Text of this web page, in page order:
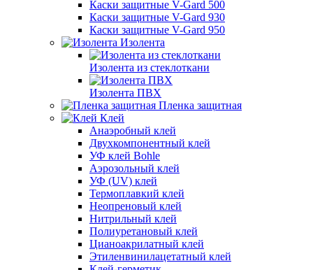
Каски защитные V-Gard 500
Каски защитные V-Gard 930
Каски защитные V-Gard 950
Изолента
Изолента из стеклоткани
Изолента ПВХ
Пленка защитная
Клей
Анаэробный клей
Двухкомпонентный клей
УФ клей Bohle
Аэрозольный клей
УФ (UV) клей
Термоплавкий клей
Неопреновый клей
Нитрильный клей
Полиуретановый клей
Цианоакрилатный клей
Этиленвинилацетатный клей